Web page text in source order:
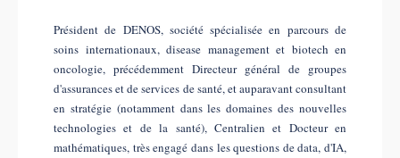
Président de DENOS, société spécialisée en parcours de
soins internationaux, disease management et biotech en
oncologie, précédemment Directeur général de groupes
d'assurances et de services de santé, et auparavant consultant
en stratégie (notamment dans les domaines des nouvelles
technologies et de la santé), Centralien et Docteur en
mathématiques, très engagé dans les questions de data, d'IA,